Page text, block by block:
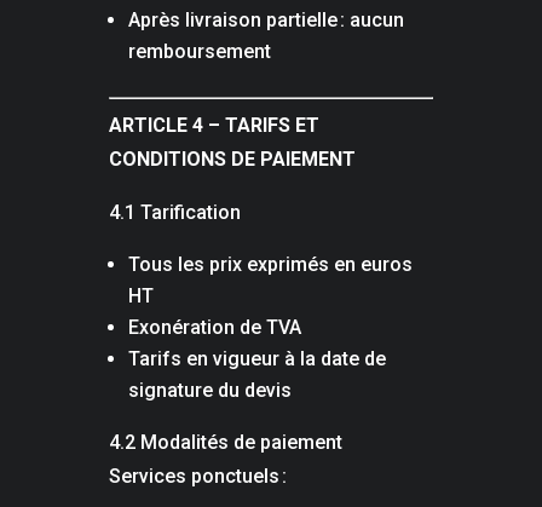
Après livraison partielle : aucun
remboursement
ARTICLE 4 – TARIFS ET
CONDITIONS DE PAIEMENT
4.1 Tarification
Tous les prix exprimés en euros
HT
Exonération de TVA
Tarifs en vigueur à la date de
signature du devis
4.2 Modalités de paiement
Services ponctuels :